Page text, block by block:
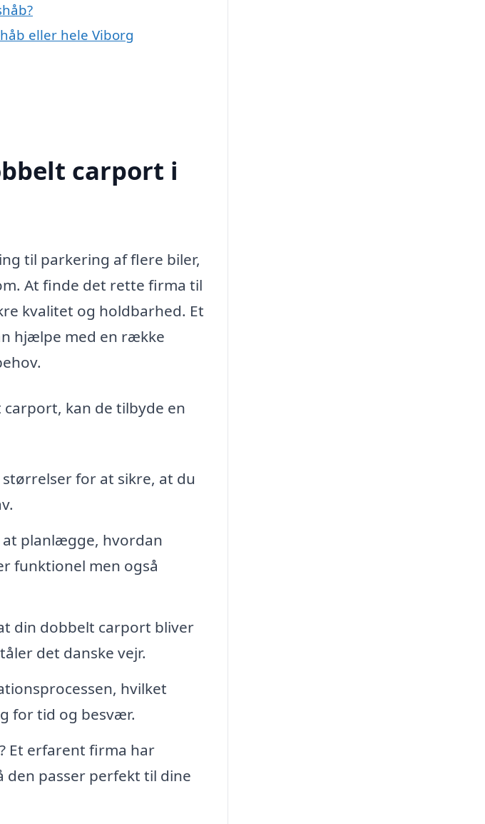
eller hele Viborg
carport i
til parkering af flere biler,
At finde det rette firma til
kvalitet og holdbarhed. Et
hjælpe med en række
kan de tilbyde en
for at sikre, at du
planlægge, hvordan
funktionel men også
din dobbelt carport bliver
det danske vejr.
hvilket
for tid og besvær.
Et erfarent firma har
den passer perfekt til dine